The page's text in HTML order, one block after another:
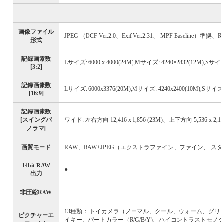
画像ファイル
形式
JPEG （DCF Ver.2.0、Exif Ver.2.31、 MPF Baseline）準拠
記録画素数
[3:2]
Lサイズ: 6000 x 4000(24M),Mサイズ: 4240×2832(12M),Sサ
記録画素数
[16:9]
Lサイズ: 6000x3376(20M),Mサイズ: 4240x2400(10M),Sサイ
記録画素数
[スイングパ
ノラマ]
ワイド: 左右方向 12,416 x 1,856 (23M)、上下方向 5,536 x
画質モード RAW、RAW+JPEG（エクストラファイン、ファイン、 ス
14bit RAW
出力
●
非圧縮RAW -
ピクチャーエ
13種類： トイカメラ（ノーマル、クール、ウォーム、グ
イキー、パートカラー（R/G/B/Y)、ハイコントラストモ